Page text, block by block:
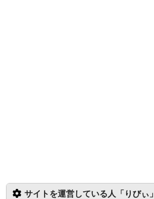
サイトを運営している人「りびぃ」